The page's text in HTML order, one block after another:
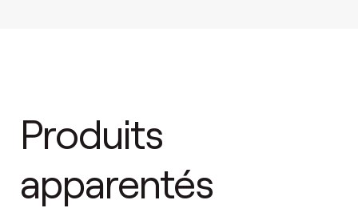
Produits
apparentés